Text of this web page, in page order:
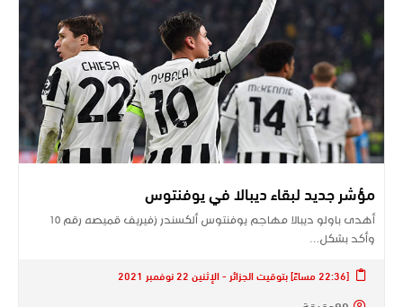
مؤشر جديد لبقاء ديبالا في يوفنتوس
أهدى باولو ديبالا مهاجم يوفنتوس ألكسندر زفيريف قميصه رقم 10
وأكد بشكل…
[22:36 مساءً] بتوقيت الجزائر - الإثنين 22 نوفمبر 2021